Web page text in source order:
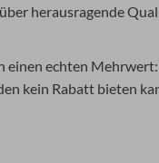
herausragende
echten
kein Rabatt bieten